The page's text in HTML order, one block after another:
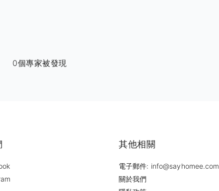
0個專家被發現
其他相關
電子郵件: info@sayhomee.com
關於我們